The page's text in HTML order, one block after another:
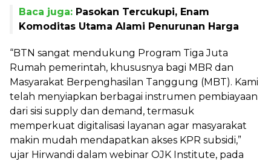
Baca juga: Pasokan Tercukupi, Enam
Komoditas Utama Alami Penurunan Harga
“BTN sangat mendukung Program Tiga Juta
Rumah pemerintah, khususnya bagi MBR dan
Masyarakat Berpenghasilan Tanggung (MBT). Kami
telah menyiapkan berbagai instrumen pembiayaan
dari sisi supply dan demand, termasuk
memperkuat digitalisasi layanan agar masyarakat
makin mudah mendapatkan akses KPR subsidi,”
ujar Hirwandi dalam webinar OJK Institute, pada